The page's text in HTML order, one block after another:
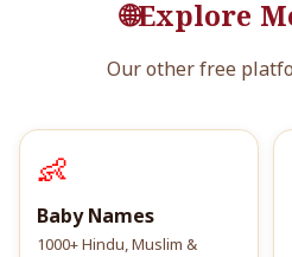
🌐Explore
Our other free
👶
Baby Names
1000+ Hindu, Muslim &